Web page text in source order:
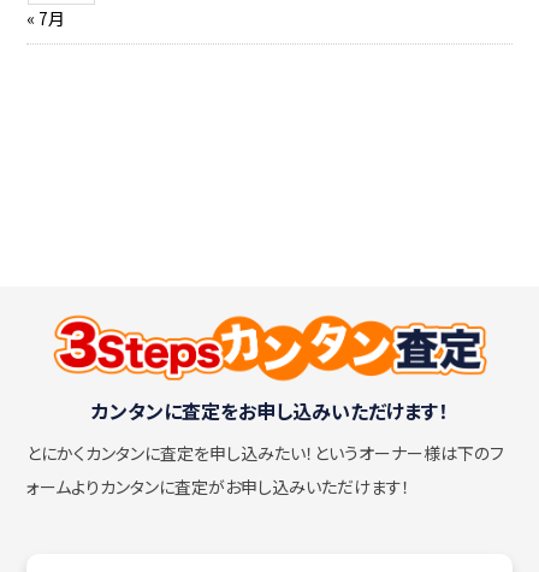
« 7月
カンタンに査定をお申し込みいただけます！
とにかくカンタンに査定を申し込みたい！ というオーナー様は下のフ
ォームよりカンタンに査定がお申し込みいただけます！